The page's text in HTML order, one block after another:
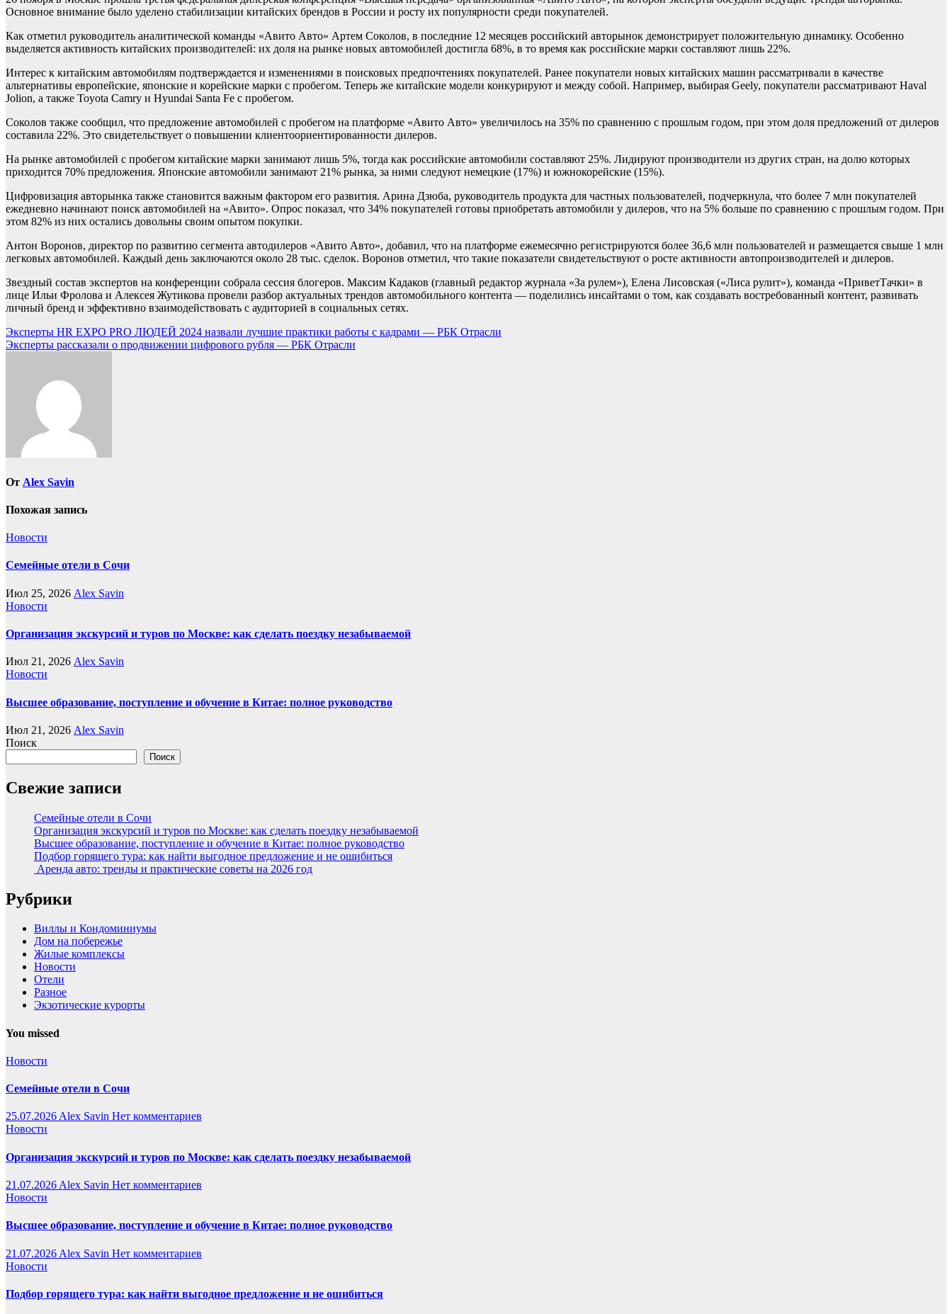
Основное внимание было уделено стабилизации китайских брендов в России и росту их популярности среди покупателей.
Как отметил руководитель аналитической команды «Авито Авто» Артем Соколов, в последние 12 месяцев российский авторынок демонстрирует положительную динамику. Особенно
выделяется активность китайских производителей: их доля на рынке новых автомобилей достигла 68%, в то время как российские марки составляют лишь 22%.
Интерес к китайским автомобилям подтверждается и изменениями в поисковых предпочтениях покупателей. Ранее покупатели новых китайских машин рассматривали в качестве
альтернативы европейские, японские и корейские марки с пробегом. Теперь же китайские модели конкурируют и между собой. Например, выбирая Geely, покупатели рассматривают Haval
Jolion, а также Toyota Camry и Hyundai Santa Fe с пробегом.
Соколов также сообщил, что предложение автомобилей с пробегом на платформе «Авито Авто» увеличилось на 35% по сравнению с прошлым годом, при этом доля предложений от дилеров
составила 22%. Это свидетельствует о повышении клиентоориентированности дилеров.
На рынке автомобилей с пробегом китайские марки занимают лишь 5%, тогда как российские автомобили составляют 25%. Лидируют производители из других стран, на долю которых
приходится 70% предложения. Японские автомобили занимают 21% рынка, за ними следуют немецкие (17%) и южнокорейские (15%).
Цифровизация авторынка также становится важным фактором его развития. Арина Дзюба, руководитель продукта для частных пользователей, подчеркнула, что более 7 млн покупателей
ежедневно начинают поиск автомобилей на «Авито». Опрос показал, что 34% покупателей готовы приобретать автомобили у дилеров, что на 5% больше по сравнению с прошлым годом. При
этом 82% из них остались довольны своим опытом покупки.
Антон Воронов, директор по развитию сегмента автодилеров «Авито Авто», добавил, что на платформе ежемесячно регистрируются более 36,6 млн пользователей и размещается свыше 1 млн
легковых автомобилей. Каждый день заключаются около 28 тыс. сделок. Воронов отметил, что такие показатели свидетельствуют о росте активности автопроизводителей и дилеров.
Звездный состав экспертов на конференции собрала сессия блогеров. Максим Кадаков (главный редактор журнала «За рулем»), Елена Лисовская («Лиса рулит»), команда «ПриветТачки» в
лице Ильи Фролова и Алексея Жутикова провели разбор актуальных трендов автомобильного контента — поделились инсайтами о том, как создавать востребованный контент, развивать
личный бренд и эффективно взаимодействовать с аудиторией в социальных сетях.
Навигация
по
Эксперты HR EXPO PRO ЛЮДЕЙ 2024 назвали лучшие практики работы с кадрами — РБК Отрасли
Эксперты рассказали о продвижении цифрового рубля — РБК Отрасли
От Alex Savin
Похожая запись
Новости
Семейные отели в Сочи
Июл 25, 2026 Alex Savin
Новости
Организация экскурсий и туров по Москве: как сделать поездку незабываемой
Июл 21, 2026 Alex Savin
Новости
Высшее образование, поступление и обучение в Китае: полное руководство
Июл 21, 2026 Alex Savin
Поиск
Поиск
Свежие записи
Семейные отели в Сочи
Организация экскурсий и туров по Москве: как сделать поездку незабываемой
Высшее образование, поступление и обучение в Китае: полное руководство
Подбор горящего тура: как найти выгодное предложение и не ошибиться
Аренда авто: тренды и практические советы на 2026 год
Рубрики
Виллы и Кондоминиумы
Дом на побережье
Жилые комплексы
Новости
Отели
Разное
Экзотические курорты
You missed
Новости
Семейные отели в Сочи
25.07.2026Alex Savin Нет комментариев
Новости
Организация экскурсий и туров по Москве: как сделать поездку незабываемой
21.07.2026 Alex Savin Нет комментариев
Новости
Высшее образование, поступление и обучение в Китае: полное руководство
21.07.2026 Alex Savin Нет комментариев
Новости
Подбор горящего тура: как найти выгодное предложение и не ошибиться